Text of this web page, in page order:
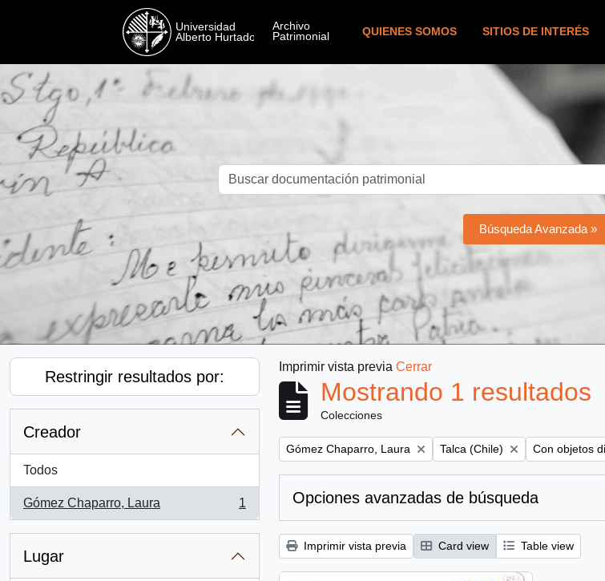
QUIENES SOMOS SITIOS DE INTERÉS
Búsqueda Avanzada »
Restringir resultados por:
Creador
Todos
Gómez Chaparro, Laura
, 1 resultados
1
Lugar
Imprimir vista previa Cerrar
Mostrando 1 resultados
Colecciones
Remove filter:
Gómez Chaparro, Laura Remove filter:
Talca (Chile) Remove filter:
Con objetos
Opciones avanzadas de búsqueda
Imprimir vista previa Card view Table view